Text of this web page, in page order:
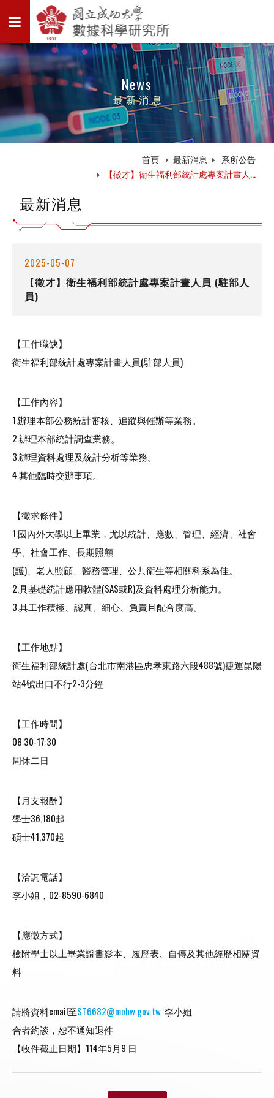
News
最新消息
首頁 最新消息
系所公告
【徵才】衛生福利部統計處專案計畫人...
最新消息
2025-05-07
【徵才】衛生福利部統計處專案計畫人員 (駐部人
員)
【工作職缺】
衛生福利部統計處專案計畫人員(駐部人員)
【工作內容】
1.辦理本部公務統計審核、追蹤與催辦等業務。
2.辦理本部統計調查業務。
3.辦理資料處理及統計分析等業務。
4.其他臨時交辦事項。
【徵求條件】
1.國內外大學以上畢業，尤以統計、應數、管理、經濟、社會
學、 社會工作、長期照顧
(護)、老人照顧、醫務管理、公共衛生等相關科系為佳。
2.具基礎統計應用軟體(SAS或R)及資料處理分析能力。
3.具工作積極、認真、細心、負責且配合度高。
【工作地點】
衛生福利部統計處(台北市南港區忠孝東路六段488號)捷運昆陽
站4號出口不行2-3分鐘
【工作時間】
08:30-17:30
周休二日
【月支報酬】
學士36,180起
碩士41,370起
【洽詢電話】
李小姐，02-8590-6840
【應徵方式】
檢附學士以上畢業證書影本、履歷表、自傳及其他經歷相關資
料
請將資料email至ST6682@mohw.gov.tw 李小姐
合者約談，恕不通知退件
【收件截止日期】114年5月9 日